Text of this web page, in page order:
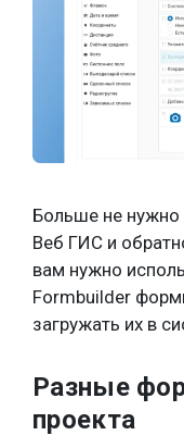
Больше не
Веб ГИС и
вам нужно
Formbuilder
загружать их в
Разные
проекта